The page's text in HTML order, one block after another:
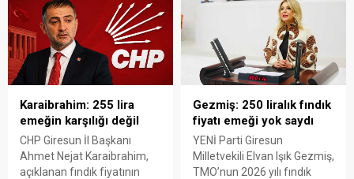
Karaibrahim: 255 lira
emeğin karşılığı değil
CHP Giresun İl Başkanı
Ahmet Nejat Karaibrahim,
açıklanan fındık fiyatının
Gezmiş: 250 liralık fındık
fiyatı emeği yok saydı
YENİ Parti Giresun
Milletvekili Elvan Işık Gezmiş,
TMO’nun 2026 yılı fındık